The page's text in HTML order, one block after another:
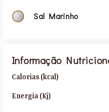
Sal Marinho
Informação
Calorias (kcal)
Energia (Kj)